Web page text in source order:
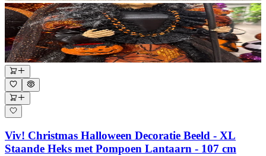
Viv! Christmas Halloween Decoratie Beeld - XL
Staande Heks met Pompoen Lantaarn - 107 cm